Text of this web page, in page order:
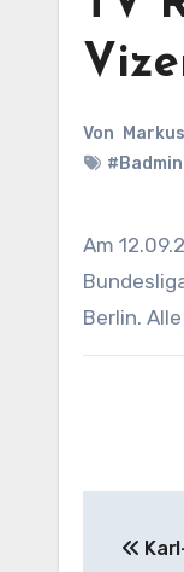
Von
Am 12.09.2009 um 15:00 Uhr ist es soweit. Die Refrather Badmintonspieler starten in ihre erste
Berlin.